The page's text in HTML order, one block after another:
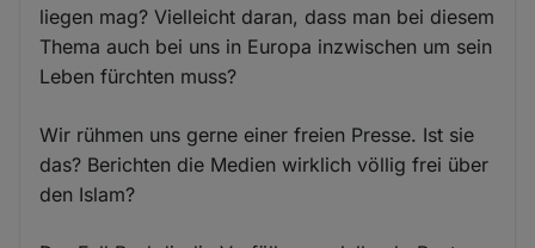
liegen mag? Vielleicht daran, dass man bei diesem
Thema auch bei uns in Europa inzwischen um sein
Leben fürchten muss?
Wir rühmen uns gerne einer freien Presse. Ist sie
das? Berichten die Medien wirklich völlig frei über
den Islam?